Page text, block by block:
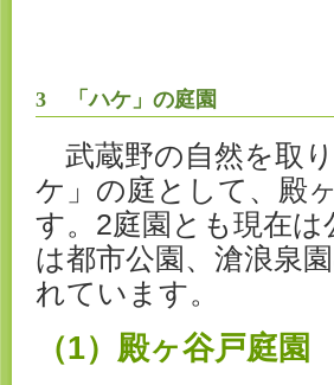
3 「ハケ」の庭園
武蔵野の自然を取
ケ」の庭として、殿
す。2庭園とも現在
は都市公園、滄浪泉
れています。
（1）殿ヶ谷戸庭園